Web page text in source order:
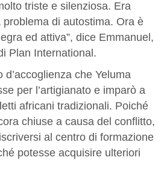
triste e silenziosa. Era
di autostima. Ora è
ed attiva”, dice Emmanuel,
Plan International.
d’accoglienza che Yeluma
per l’artigianato e imparò a
africani tradizionali. Poiché
chiuse a causa del conflitto,
al centro di formazione
potesse acquisire ulteriori